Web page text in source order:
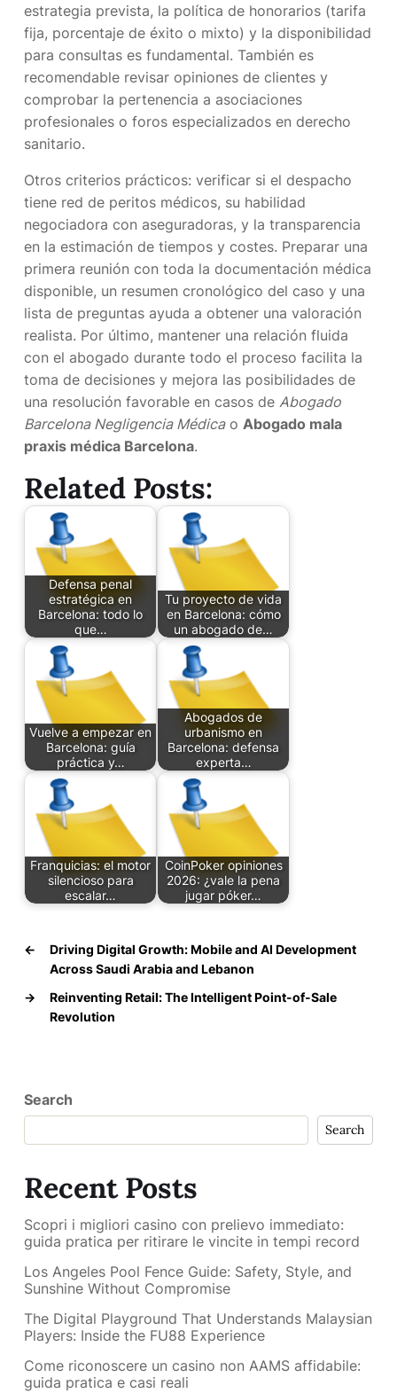
estrategia prevista, la política de honorarios (tarifa
fija, porcentaje de éxito o mixto) y la disponibilidad
para consultas es fundamental. También es
recomendable revisar opiniones de clientes y
comprobar la pertenencia a asociaciones
profesionales o foros especializados en derecho
sanitario.
Otros criterios prácticos: verificar si el despacho
tiene red de peritos médicos, su habilidad
negociadora con aseguradoras, y la transparencia
en la estimación de tiempos y costes. Preparar una
primera reunión con toda la documentación médica
disponible, un resumen cronológico del caso y una
lista de preguntas ayuda a obtener una valoración
realista. Por último, mantener una relación fluida
con el abogado durante todo el proceso facilita la
toma de decisiones y mejora las posibilidades de
una resolución favorable en casos de Abogado
Barcelona Negligencia Médicao Abogado mala
praxis médica Barcelona.
Related Posts:
Defensa penal
estratégica en
Barcelona: todo lo
que…
Tu proyecto de vida
en Barcelona: cómo
un abogado de…
Vuelve a empezar en
Barcelona: guía
práctica y…
Abogados de
urbanismo en
Barcelona: defensa
experta…
Franquicias: el motor
silencioso para
escalar…
CoinPoker opiniones
2026: ¿vale la pena
jugar póker…
←
Driving Digital Growth: Mobile and AI Development
Across Saudi Arabia and Lebanon
→
Reinventing Retail: The Intelligent Point-of-Sale
Revolution
Search
Search
Recent Posts
Scopri i migliori casino con prelievo immediato:
guida pratica per ritirare le vincite in tempi record
Los Angeles Pool Fence Guide: Safety, Style, and
Sunshine Without Compromise
The Digital Playground That Understands Malaysian
Players: Inside the FU88 Experience
Come riconoscere un casino non AAMS affidabile:
guida pratica e casi reali